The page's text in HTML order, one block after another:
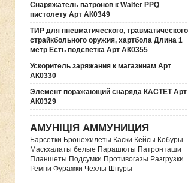
Снаряжатель патронов к Walter PPQ
пистолету Арт АК0349
ТИР для пневматического,
страйкбольного оружия, хартбола Длина 1
метр Есть подсветка Арт АК0355
Ускоритель заряжания к магазинам Арт
АК0330
Элемент поражающий снаряда КАСТЕТ Арт
АК0329
АМУНІЦІЯ АММУНИЦИЯ
Барсетки Бронежилеты Каски Кейсы Кобуры
Маскхалаты белые Парашюты Патронташи
Планшеты Подсумки Противогазы Разгрузки
Ремни Фуражки Чехлы Шнуры